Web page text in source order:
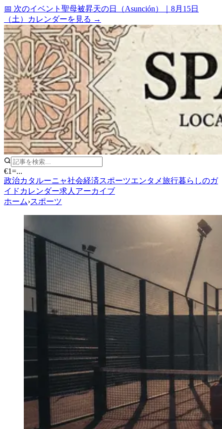
📅 次のイベント 聖母被昇天の日（Asunción）
8月15日
（土）
カレンダーを見る →
€1=...
政治カタルーニャ社会経済スポーツエンタメ旅行暮らしのガ
イド カレンダー求人 アーカイブ
ホーム›スポーツ